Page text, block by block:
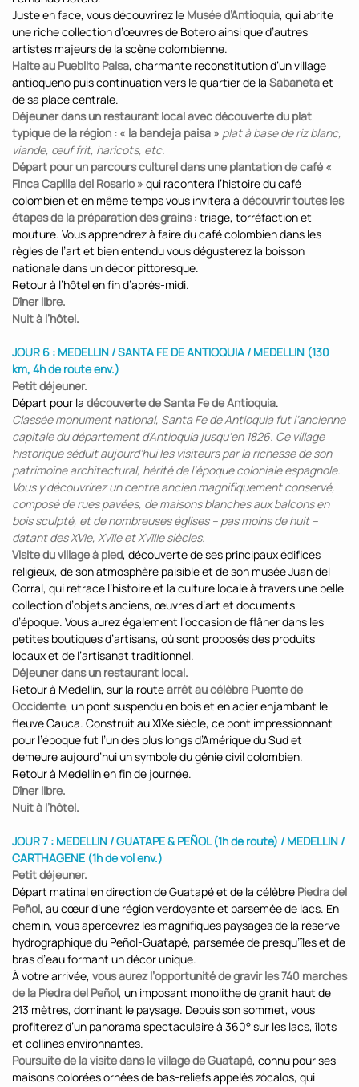
Juste en face, vous découvrirez le Musée d’Antioquia, qui abrite
une riche collection d’œuvres de Botero ainsi que d’autres
artistes majeurs de la scène colombienne.
Halte au Pueblito Paisa, charmante reconstitution d’un village
antioqueno puis continuation vers le quartier de la Sabanetaet
de sa place centrale.
Déjeuner dans un restaurant local avec découverte du plat
typique de la région : « la bandeja paisa » plat à base de riz blanc,
viande, œuf frit, haricots, etc.
Départ pour un parcours culturel dans une plantation de café «
Finca Capilla del Rosario » qui racontera l’histoire du café
colombien et en même temps vous invitera à découvrir toutes les
étapes de la préparation des grains: triage, torréfaction et
mouture. Vous apprendrez à faire du café colombien dans les
règles de l’art et bien entendu vous dégusterez la boisson
nationale dans un décor pittoresque.
Retour à l’hôtel en fin d’après-midi.
Dîner libre.
Nuit à l’hôtel.
JOUR 6 : MEDELLIN / SANTA FE DE ANTIOQUIA / MEDELLIN (130
km, 4h de route env.)
Petit déjeuner.
Départ pour la découverte de Santa Fe de Antioquia.
Classée monument national, Santa Fe de Antioquia fut l’ancienne
capitale du département d’Antioquia jusqu’en 1826. Ce village
historique séduit aujourd’hui les visiteurs par la richesse de son
patrimoine architectural, hérité de l’époque coloniale espagnole.
Vous y découvrirez un centre ancien magnifiquement conservé,
composé de rues pavées, de maisons blanches aux balcons en
bois sculpté, et de nombreuses églises – pas moins de huit –
datant des XVIe, XVIIe et XVIIIe siècles.
Visite du village à pied, découverte de ses principaux édifices
religieux, de son atmosphère paisible et de son musée Juan del
Corral, qui retrace l’histoire et la culture locale à travers une belle
collection d’objets anciens, œuvres d’art et documents
d’époque. Vous aurez également l’occasion de flâner dans les
petites boutiques d’artisans, où sont proposés des produits
locaux et de l’artisanat traditionnel.
Déjeuner dans un restaurant local.
Retour à Medellin, sur la routearrêt au célèbre Puente de
Occidente, un pont suspendu en bois et en acier enjambant le
fleuve Cauca. Construit au XIXe siècle, ce pont impressionnant
pour l’époque fut l’un des plus longs d’Amérique du Sud et
demeure aujourd’hui un symbole du génie civil colombien.
Retour à Medellin en fin de journée.
Dîner libre.
Nuit à l’hôtel.
JOUR 7 : MEDELLIN / GUATAPE & PEÑOL (1h de route) / MEDELLIN /
CARTHAGENE (1h de vol env.)
Petit déjeuner.
Départ matinal en direction de Guatapé et de la célèbre Piedra del
Peñol, au cœur d’une région verdoyante et parsemée de lacs. En
chemin, vous apercevrez les magnifiques paysages de la réserve
hydrographique du Peñol-Guatapé, parsemée de presqu’îles et de
bras d’eau formant un décor unique.
À votre arrivée, vous aurez l’opportunité de gravir les 740 marches
de la Piedra del Peñol, un imposant monolithe de granit haut de
213 mètres, dominant le paysage. Depuis son sommet, vous
profiterez d’un panorama spectaculaire à 360° sur les lacs, îlots
et collines environnantes.
Poursuite de la visite dans le village de Guatapé, connu pour ses
maisons colorées ornées de bas-reliefs appelés zócalos, qui